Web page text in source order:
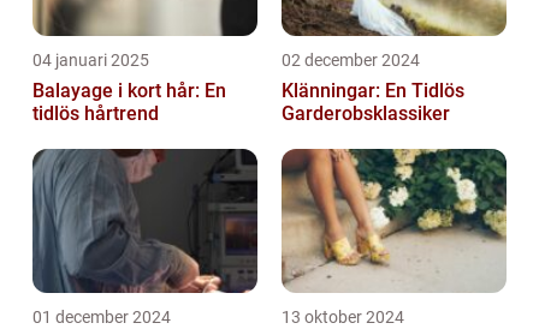
04 januari 2025
Balayage i kort hår: En
tidlös hårtrend
02 december 2024
Klänningar: En Tidlös
Garderobsklassiker
01 december 2024 13 oktober 2024